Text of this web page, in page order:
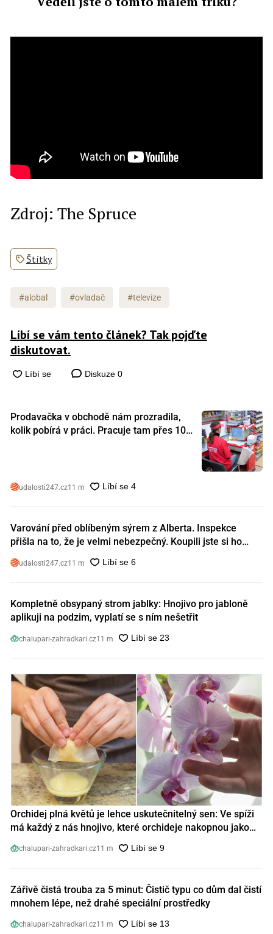
Zdroj: The Spruce
Štítky
#alobal #ovladač #televize
Líbí se vám tento článek? Tak pojďte
diskutovat.
Diskuze 0
Prodavačka v obchodě nám prozradila,
kolik pobírá v práci. Pracuje tam přes 10
udalosti247.cz11 m
Varování před oblíbeným sýrem z Alberta. Inspekce
přišla na to, že je velmi nebezpečný. Koupili jste si ho
udalosti247.cz11 m
Kompletně obsypaný strom jablky: Hnojivo pro jabloně
aplikuji na podzim, vyplatí se s ním nešetřit
chalupari-zahradkari.cz11 m
Orchidej plná květů je lehce uskutečnitelný sen: Ve spíži
má každý z nás hnojivo, které orchideje nakopnou jako
chalupari-zahradkari.cz11 m
Zářivě čistá trouba za 5 minut: Čistič typu co dům dal čistí
mnohem lépe, než drahé speciální prostředky
chalupari-zahradkari.cz11 m